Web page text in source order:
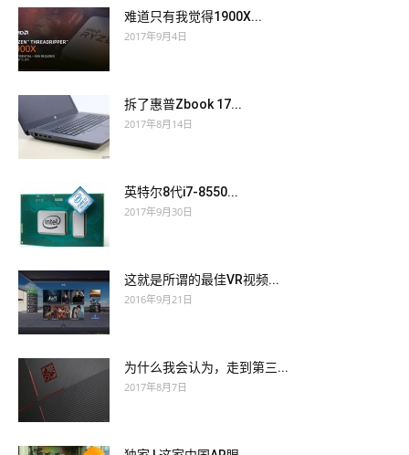
难道只有我觉得1900X...
2017年9月4日
拆了惠普Zbook 17...
2017年8月14日
英特尔8代i7-8550...
2017年9月30日
这就是所谓的最佳VR视频...
2016年9月21日
为什么我会认为，走到第三...
2017年8月7日